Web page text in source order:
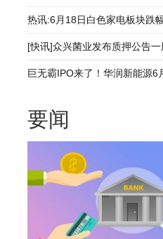
达319.5万吨 焦点快报
热讯:6月18日白色家电板块跌
[快讯]众兴菌业发布质押公告
股_焦点日报
巨无霸IPO来了！华润新能源6
要闻